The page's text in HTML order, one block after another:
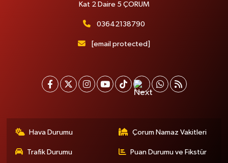
Kat 2 Daire 5 ÇORUM
03642138790
[email protected]
Hava Durumu Çorum Namaz Vakitleri
Trafik Durumu Puan Durumu ve Fikstür